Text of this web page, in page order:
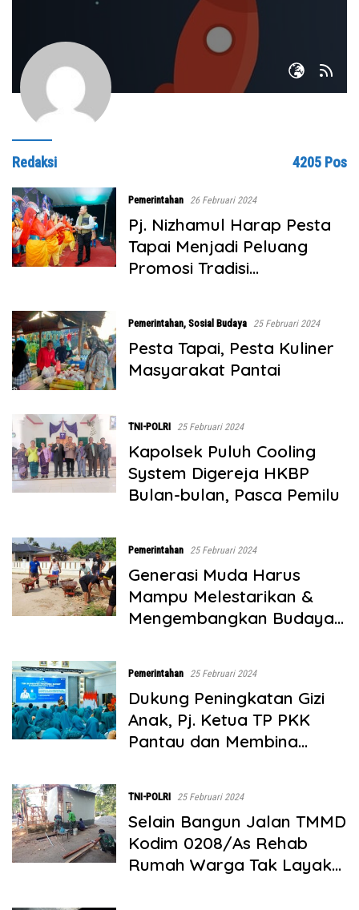
Redaksi 4205 Pos
Pemerintahan 26 Februari 2024
Pj. Nizhamul Harap Pesta
Tapai Menjadi Peluang
Promosi Tradisi
Pemerintahan, Sosial Budaya 25 Februari 2024
Pesta Tapai, Pesta Kuliner
Masyarakat Pantai
TNI-POLRI 25 Februari 2024
Kapolsek Puluh Cooling
System Digereja HKBP
Bulan-bulan, Pasca Pemilu
Pemerintahan 25 Februari 2024
Generasi Muda Harus
Mampu Melestarikan &
Mengembangkan Budaya
Pemerintahan 25 Februari 2024
Dukung Peningkatan Gizi
Anak, Pj. Ketua TP PKK
Pantau dan Membina
TNI-POLRI 25 Februari 2024
Selain Bangun Jalan TMMD
Kodim 0208/As Rehab
Rumah Warga Tak Layak